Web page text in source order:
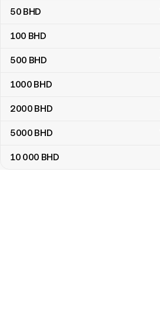
50 BHD
100 BHD
500 BHD
1000 BHD
2000 BHD
5000 BHD
10 000 BHD